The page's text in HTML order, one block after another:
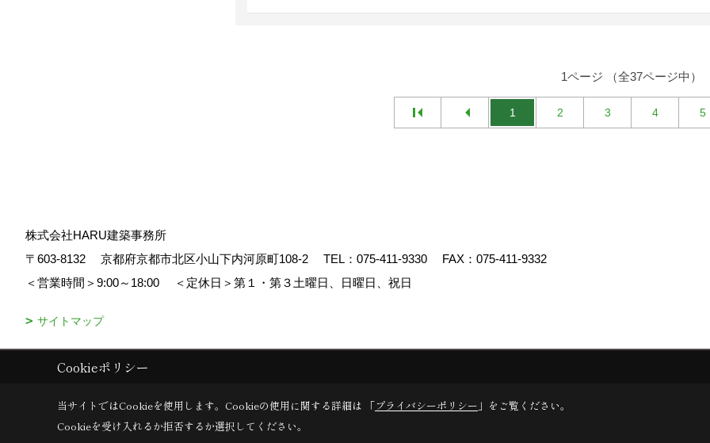
1ページ （全37ページ中）
1 2 3 4 5
株式会社HARU建築事務所
〒603-8132
京都府京都市北区小山下内河原町108-2 TEL： 075-411-9330
FAX：075-411-9332
＜営業時間＞9:00～18:00
＜定休日＞第１・第３土曜日、日曜日、祝日
サイトマップ
Copyright (c) HARU ARCHITECTS CO.,LTD. All Rights Reserved.
Cookieポリシー
当サイトではCookieを使用します。 Cookieの使用に関する詳細は 「プライバシーポリシー 」をご覧ください。
Cookieを受け入れるか拒否するか選択してください。